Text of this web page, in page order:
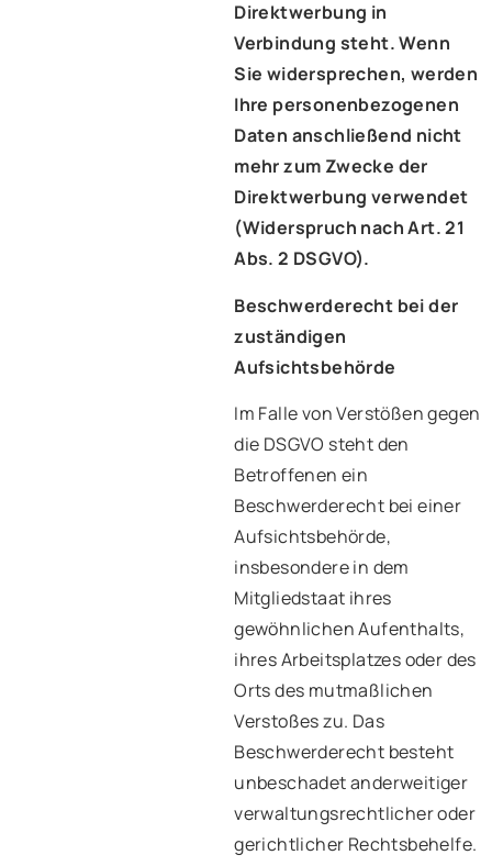
Direktwerbung in
Verbindung steht. Wenn
Sie widersprechen, werden
Ihre personenbezogenen
Daten anschließend nicht
mehr zum Zwecke der
Direktwerbung verwendet
(Widerspruch nach Art. 21
Abs. 2 DSGVO).
Beschwerderecht bei der
zuständigen
Aufsichtsbehörde
Im Falle von Verstößen gegen
die DSGVO steht den
Betroffenen ein
Beschwerderecht bei einer
Aufsichtsbehörde,
insbesondere in dem
Mitgliedstaat ihres
gewöhnlichen Aufenthalts,
ihres Arbeitsplatzes oder des
Orts des mutmaßlichen
Verstoßes zu. Das
Beschwerderecht besteht
unbeschadet anderweitiger
verwaltungsrechtlicher oder
gerichtlicher Rechtsbehelfe.